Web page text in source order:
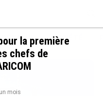
SOCIÉTÉ
la première
chefs de
mois